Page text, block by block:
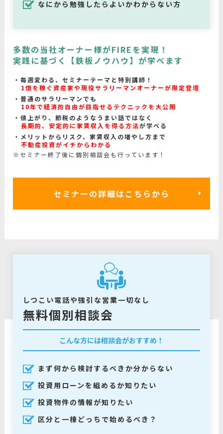
なにから勉強したらよいかわからない方
多数の当社オーナー様がFIREを実現！
実践に基づく【鉄板ノウハウ】が学べます
毎週変わる、セミナーテーマと特別講師！
1億を稼ぐ資産家や現役サラリーマンオーナーが限定登壇
普通のサラリーマンでも
10年で経済的自由が目指せるテクニックを大公開
値上がり、節税のようなうまい話ではなく
長期的、安定的に家賃収入を得る方法が学べる
メリットからリスク、家賃収入の増やし方まで
不動産投資がイチからわかる
※セミナー終了後に個別相談会も行っています！
セミナーの詳細はこちらから
しつこい電話や強引な営業一切なし
無料個別相談会
こんな方には相談会がおすすめ！
まず何から検討するべきか分からない
投資用ローンを組めるか知りたい
投資物件の情報が知りたい
区分と一棟どっちで始めるべき？